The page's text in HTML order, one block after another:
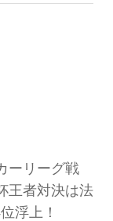
ーリーグ戦
王者対決は法
浮上！